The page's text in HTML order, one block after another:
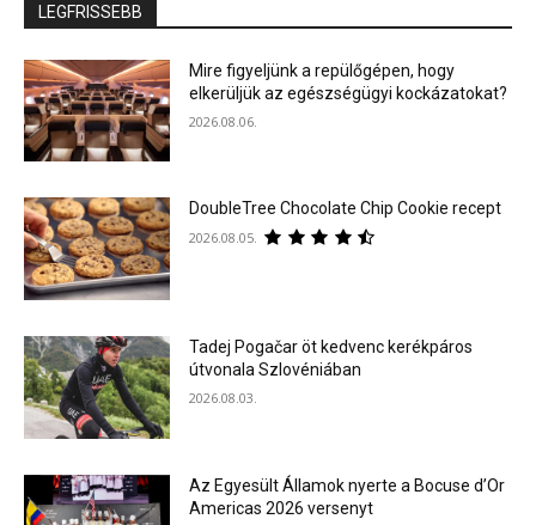
LEGFRISSEBB
Mire figyeljünk a repülőgépen, hogy
elkerüljük az egészségügyi kockázatokat?
2026.08.06.
DoubleTree Chocolate Chip Cookie recept
2026.08.05.
Tadej Pogačar öt kedvenc kerékpáros
útvonala Szlovéniában
2026.08.03.
Az Egyesült Államok nyerte a Bocuse d’Or
Americas 2026 versenyt